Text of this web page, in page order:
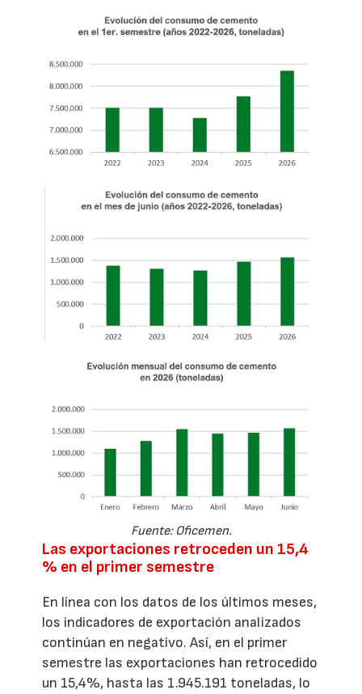
Fuente: Oficemen.
Las exportaciones retroceden un 15,4
% en el primer semestre
En línea con los datos de los últimos meses,
los indicadores de exportación analizados
continúan en negativo. Así, en el primer
semestre las exportaciones han retrocedido
un 15,4%, hasta las 1.945.191 toneladas, lo